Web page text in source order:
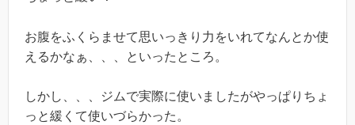
お腹をふくらませて思いっきり力をいれてなんとか使
えるかなぁ、、、といったところ。
しかし、、、ジムで実際に使いましたがやっぱりちょ
っと緩くて使いづらかった。